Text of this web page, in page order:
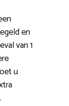
en
van 1
u